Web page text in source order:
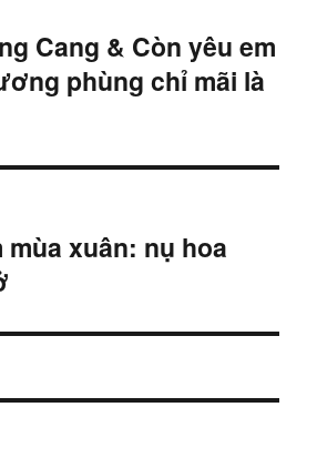
Cang & Còn yêu em
phùng chỉ mãi là
mùa xuân: nụ hoa